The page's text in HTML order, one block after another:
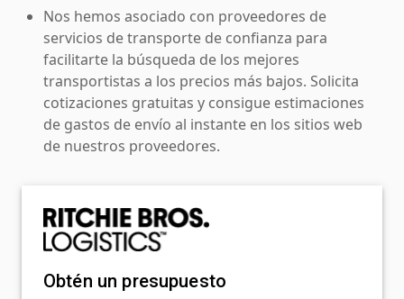
Nos hemos asociado con proveedores de
servicios de transporte de confianza para
facilitarte la búsqueda de los mejores
transportistas a los precios más bajos. Solicita
cotizaciones gratuitas y consigue estimaciones
de gastos de envío al instante en los sitios web
de nuestros proveedores.
Obtén un presupuesto